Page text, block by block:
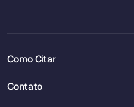
Como Citar
Contato